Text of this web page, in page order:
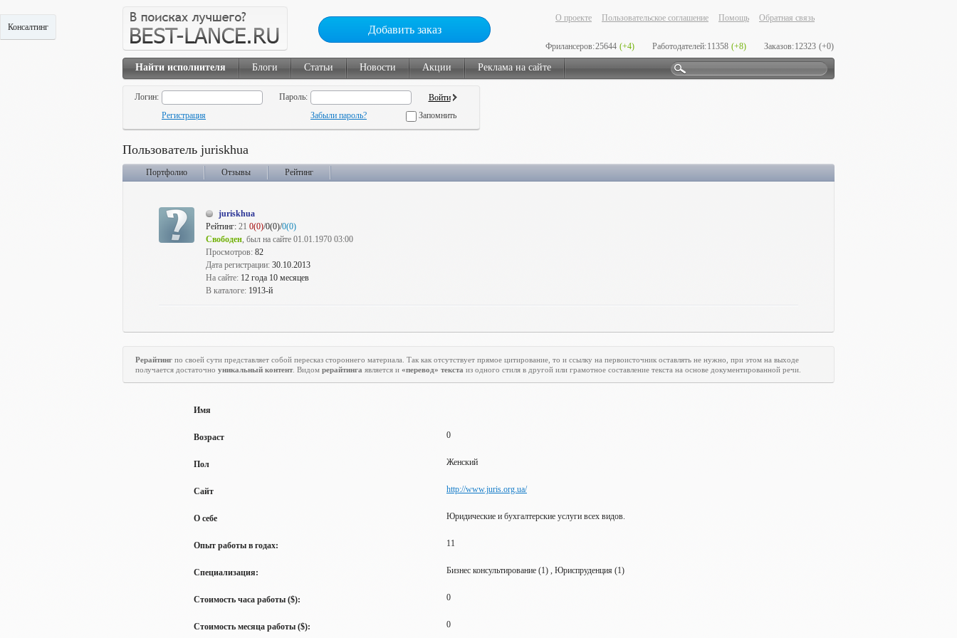
Добавить заказ
О проекте Пользовательское соглашение Помощь Обратная связь
Фрилансеров:25644 (+4) Работодателей:11358 (+8) Заказов:12323 (+0)
Найти исполнителя Блоги Статьи Новости Акции Реклама на сайте
Логин:
Пароль:
Регистрация
Забыли пароль? Запомнить
Пользователь juriskhua
Портфолио Отзывы Рейтинг
juriskhua
Рейтинг: 21 0(0)/0(0)/0(0)
Свободен, был на сайте 01.01.1970 03:00
Просмотров: 82
Дата регистрации: 30.10.2013
На сайте: 12 года 10 месяцев
В каталоге: 1913-й
Рерайтинг по своей сути представляет собой пересказ стороннего материала. Так как отсутствует прямое цитирование, то и ссылку на первоисточник оставлять не нужно, при этом на выходе
получается достаточно уникальный контент. Видом рерайтинга является и «перевод» текста из одного стиля в другой или грамотное составление текста на основе документированной речи.
Консалтинг
Имя
Возраст 0
Пол Женский
Сайт http://www.juris.org.ua/
О себе Юридические и бухгалтерские услуги всех видов.
Опыт работы в годах: 11
Специализация: Бизнес консультирование (1) , Юриспруденция (1)
Стоимость часа работы ($): 0
Стоимость месяца работы ($): 0